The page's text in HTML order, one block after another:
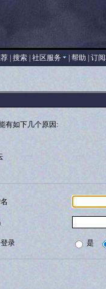
| 搜索| 社区服务 帮助 订
有如下几个原因:
录 是